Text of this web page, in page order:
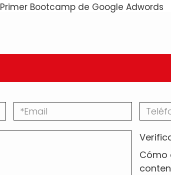
Primer Bootcamp de Google Adwords
Cómo